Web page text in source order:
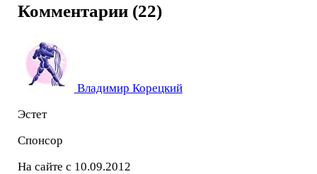
Комментарии (22)
Владимир Корецкий
Эстет
Спонсор
На сайте с 10.09.2012